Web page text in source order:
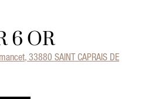
6 OR
33880 SAINT CAPRAIS DE